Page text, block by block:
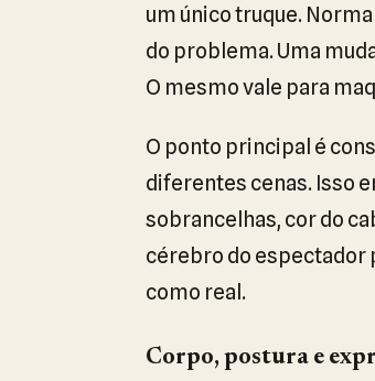
um único truque.
do problema. Uma
O mesmo vale para
O ponto principal é
diferentes cenas. Isso
sobrancelhas, cor do
cérebro do espectador
como real.
Corpo, postura e